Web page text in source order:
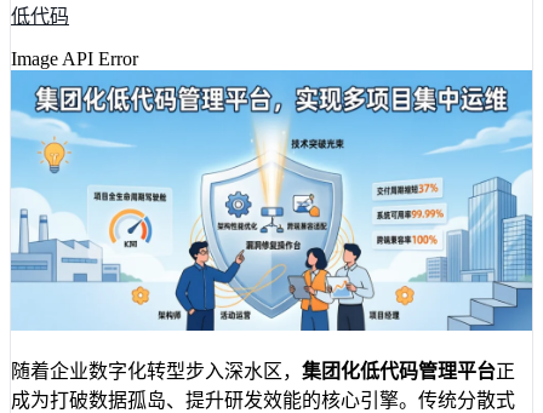
低代码
Image API Error
随着企业数字化转型步入深水区， 集团化低代码管理平台正
成为打破数据孤岛、提升研发效能的核心引擎。传统分散式